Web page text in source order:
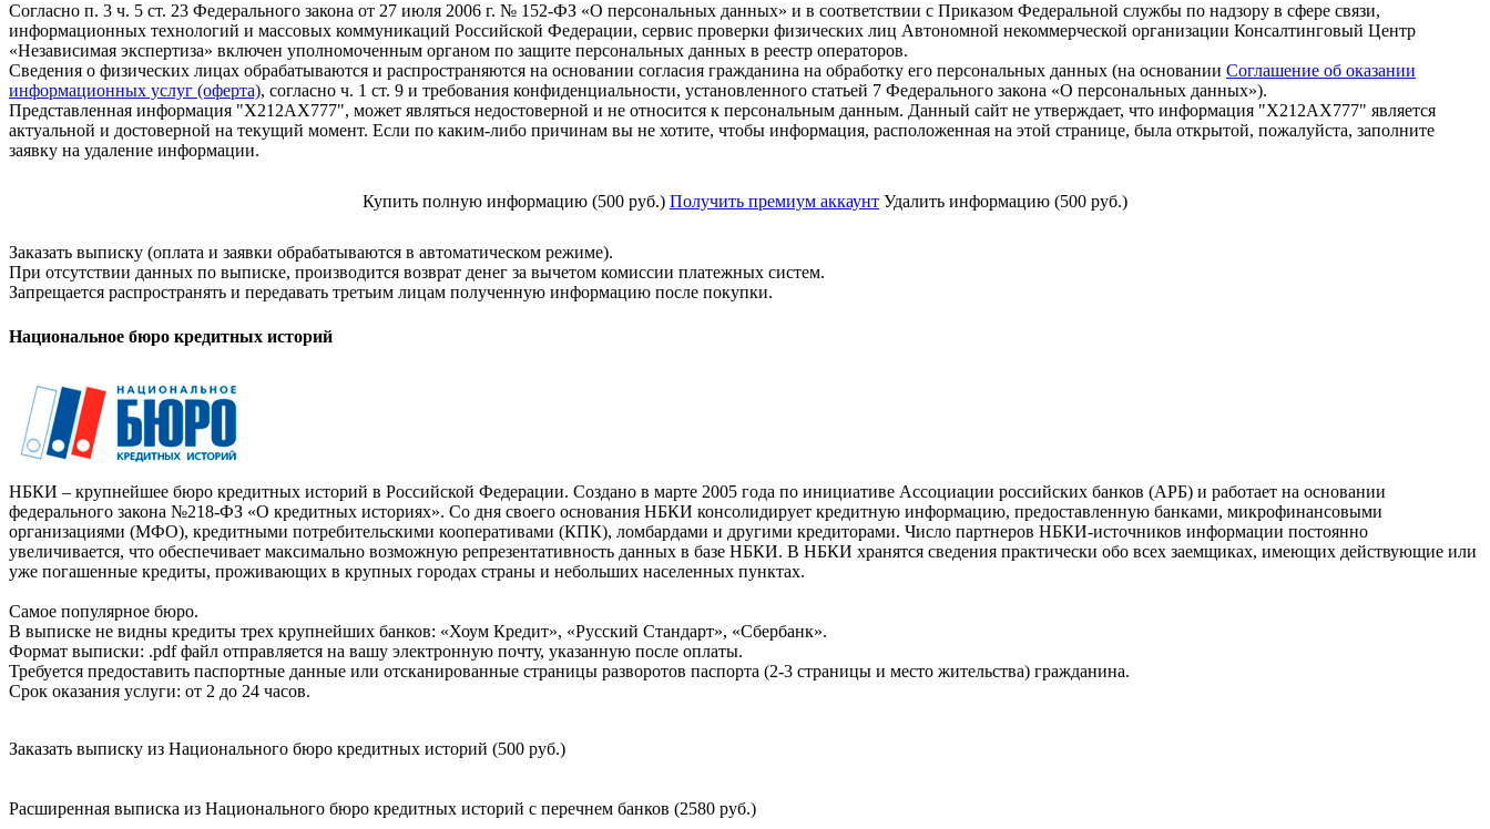
Согласно п. 3 ч. 5 ст. 23 Федерального закона от 27 июля 2006 г. № 152-ФЗ «О персональных данных» и в соответствии с Приказом Федеральной службы по надзору в сфере связи,
информационных технологий и массовых коммуникаций Российской Федерации, сервис проверки физических лиц Автономной некоммерческой организации Консалтинговый Центр
«Независимая экспертиза» включен уполномоченным органом по защите персональных данных в реестр операторов.
Сведения о физических лицах обрабатываются и распространяются на основании согласия гражданина на обработку его персональных данных (на основании Соглашение об оказании
информационных услуг (оферта), согласно ч. 1 ст. 9 и требования конфиденциальности, установленного статьей 7 Федерального закона «О персональных данных»).
Представленная информация "Х212АХ777", может являться недостоверной и не относится к персональным данным. Данный сайт не утверждает, что информация "Х212АХ777" является
актуальной и достоверной на текущий момент. Если по каким-либо причинам вы не хотите, чтобы информация, расположенная на этой странице, была открытой, пожалуйста, заполните
заявку на удаление информации.
Купить полную информацию (500 руб.) Получить премиум аккаунт Удалить информацию (500 руб.)
Заказать выписку (оплата и заявки обрабатываются в автоматическом режиме).
При отсутствии данных по выписке, производится возврат денег за вычетом комиссии платежных систем.
Запрещается распространять и передавать третьим лицам полученную информацию после покупки.
Национальное бюро кредитных историй
НБКИ – крупнейшее бюро кредитных историй в Российской Федерации. Создано в марте 2005 года по инициативе Ассоциации российских банков (АРБ) и работает на основании
федерального закона №218-ФЗ «О кредитных историях». Со дня своего основания НБКИ консолидирует кредитную информацию, предоставленную банками, микрофинансовыми
организациями (МФО), кредитными потребительскими кооперативами (КПК), ломбардами и другими кредиторами. Число партнеров НБКИ-источников информации постоянно
увеличивается, что обеспечивает максимально возможную репрезентативность данных в базе НБКИ. В НБКИ хранятся сведения практически обо всех заемщиках, имеющих действующие или
уже погашенные кредиты, проживающих в крупных городах страны и небольших населенных пунктах.
Самое популярное бюро.
В выписке не видны кредиты трех крупнейших банков: «Хоум Кредит», «Русский Стандарт», «Сбербанк».
Формат выписки: .pdf файл отправляется на вашу электронную почту, указанную после оплаты.
Требуется предоставить паспортные данные или отсканированные страницы разворотов паспорта (2-3 страницы и место жительства) гражданина.
Срок оказания услуги: от 2 до 24 часов.
Заказать выписку из Национального бюро кредитных историй (500 руб.)
Расширенная выписка из Национального бюро кредитных историй с перечнем банков (2580 руб.)